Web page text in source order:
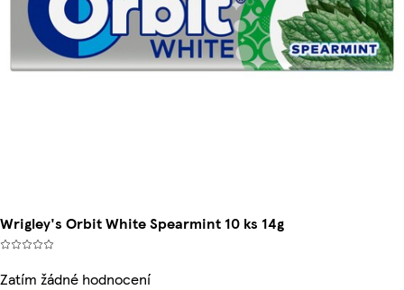
Wrigley's Orbit White Spearmint 10 ks 14g
Zatím žádné hodnocení